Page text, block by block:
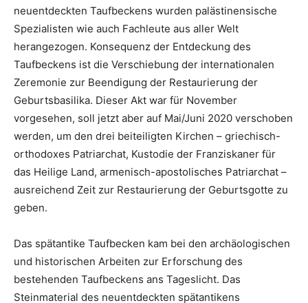
neuentdeckten Taufbeckens wurden palästinensische
Spezialisten wie auch Fachleute aus aller Welt
herangezogen. Konsequenz der Entdeckung des
Taufbeckens ist die Verschiebung der internationalen
Zeremonie zur Beendigung der Restaurierung der
Geburtsbasilika. Dieser Akt war für November
vorgesehen, soll jetzt aber auf Mai/Juni 2020 verschoben
werden, um den drei beiteiligten Kirchen – griechisch-
orthodoxes Patriarchat, Kustodie der Franziskaner für
das Heilige Land, armenisch-apostolisches Patriarchat –
ausreichend Zeit zur Restaurierung der Geburtsgotte zu
geben.
Das spätantike Taufbecken kam bei den archäologischen
und historischen Arbeiten zur Erforschung des
bestehenden Taufbeckens ans Tageslicht. Das
Steinmaterial des neuentdeckten spätantikens